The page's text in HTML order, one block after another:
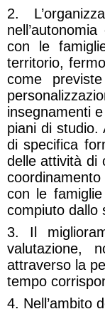
2.
con le
territorio,
come
insegnamenti
piani di studio.
di specifica
delle attività di
con le
compiuto dallo
3. Il
valutazione,
attraverso la
tempo
4. Nell’ambito